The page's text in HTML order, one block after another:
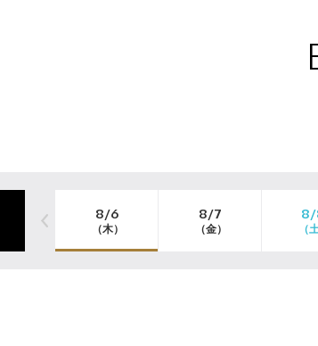
8/6
（木）
8/7
（金） （